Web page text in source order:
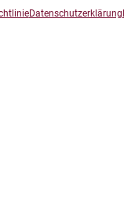
Datenschutzerklärung